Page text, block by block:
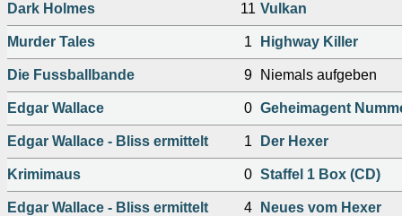
Dark Holmes 11 Vulkan
Murder Tales 1 Highway Killer
Die Fussballbande 9 Niemals aufgeben
Edgar Wallace 0 Geheimagent
Edgar Wallace - Bliss ermittelt 1 Der Hexer
Krimimaus 0 Staffel 1 Box (CD)
Edgar Wallace - Bliss ermittelt 4 Neues vom Hexer